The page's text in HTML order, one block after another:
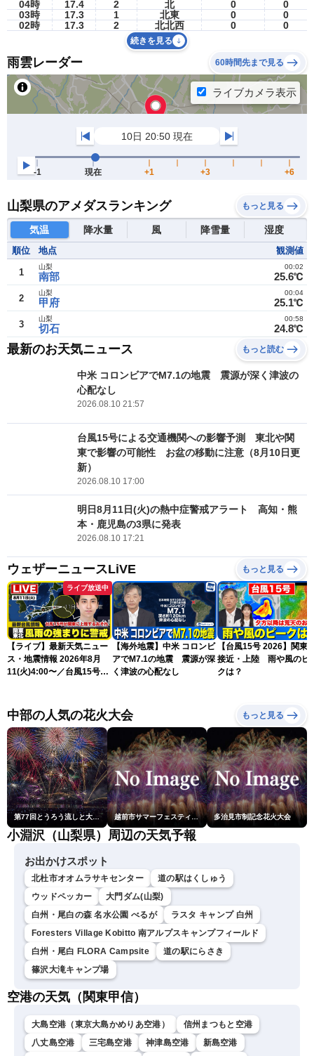
04時
17.4 2 北 0
0
03時
17.3 1 北東 0
0
02時
17.3 2 北北西 0 0
続きを見る
雨雲レーダー 60時間先まで見る
山梨県のアメダスランキング もっと見る
気温 降水量 風 降雪量 湿度
順位 地点 観測値
1 南部
山梨
25.6℃
00:02
2 甲府
山梨
25.1℃
00:04
3 切石
山梨
24.8℃
00:58
最新のお天気ニュース もっと読む
中米 コロンビアでM7.1の地震 震源が深く津波の
心配なし
2026.08.10 21:57
台風15号による交通機関への影響予測 東北や関
東で影響の可能性 お盆の移動に注意（8月10日更
新）
2026.08.10 17:00
明日8月11日(火)の熱中症警戒アラート 高知・熊
本・鹿児島の3県に発表
2026.08.10 17:21
ウェザーニュースLiVE もっと見る
ライブ放送中
【ライブ】最新天気ニュー
ス・地震情報 2026年8月
11(火)4:00〜／台風15号が
グ・福吉貴文〉／H3ロケッ
ト「みちびき7号機」の打
上げ
【海外地震】中米 コロンビ
アでM7.1の地震 震源が深
く津波の心配なし
【台風15号 2026】関東
接近・上陸 雨や風のピ
クは？
中部の人気の花火大会 もっと見る
越前市サマーフェスティバル花火大会 多治見市制記念花火大会
小淵沢（山梨県）周辺の天気予報
お出かけスポット
北杜市オオムラサキセンター
道の駅はくしゅう
ウッドペッカー
大門ダム(山梨)
白州・尾白の森 名水公園 べるが
ラスタ キャンプ 白州
Foresters Village Kobitto 南アルプスキャンプフィールド
白州・尾白 FLORA Campsite
道の駅にらさき
篠沢大滝キャンプ場
空港の天気（関東甲信）
大島空港（東京大島かめりあ空港）
信州まつもと空港
八丈島空港
三宅島空港 神津島空港
新島空港